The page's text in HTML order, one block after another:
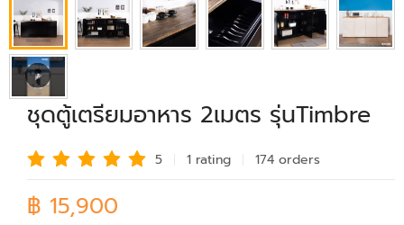
ชุดตู้เตรียมอาหาร 2เมตร รุ่นTimbre
5 1 rating 174 orders
฿ 15,900